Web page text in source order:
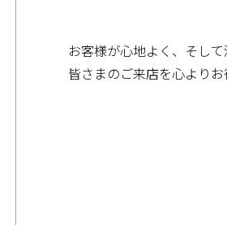
お客様が心地よく、そし
皆さまのご来店を心より